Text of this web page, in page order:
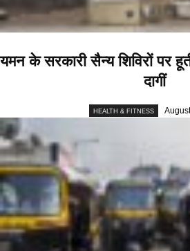
यमन के सरकारी सैन्य शिविरों पर
दागीं
HEALTH & FITNESS